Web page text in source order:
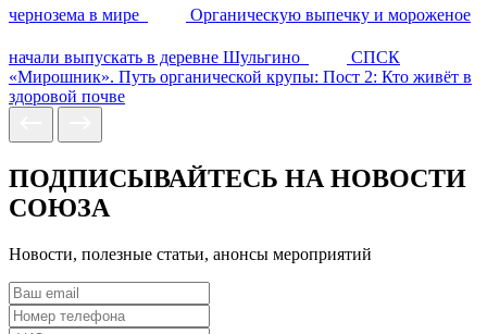
чернозема в мире Органическую выпечку и мороженое
начали выпускать в деревне Шульгино
СПСК
«Мирошник». Путь органической крупы: Пост 2: Кто живёт в
здоровой почве
ПОДПИСЫВАЙТЕСЬ НА НОВОСТИ
СОЮЗА
Новости, полезные статьи, анонсы мероприятий